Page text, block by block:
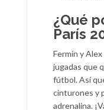
¿Qué
París
Fermín y
jugadas que
fútbol. Así
cinturones y
adrenalina.